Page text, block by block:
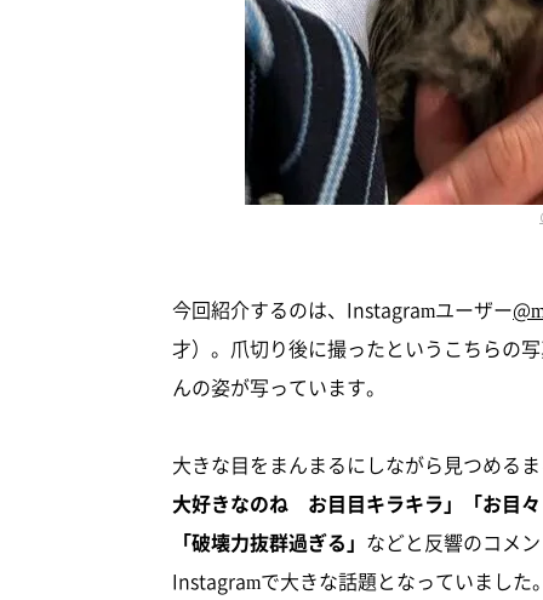
今回紹介するのは、Instagramユーザー
才）。爪切り後に撮ったというこちらの
んの姿が写っています。
大きな目をまんまるにしながら見つめる
大好きなのね お目目キラキラ」「お目
「破壊力抜群過ぎる」 などと反響のコメ
Instagramで大きな話題となっていました